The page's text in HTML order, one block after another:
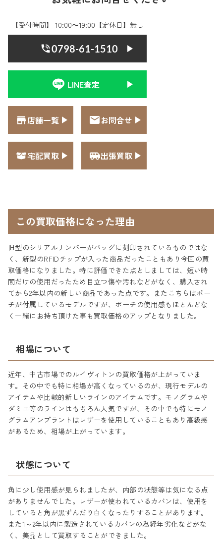
【受付時間】 10:00〜19:00【定休日】無し
0798-61-1510
LINE査定
店舗一覧 お問合せ
宅配買取 出張買取
この買取価格になった理由
旧型のシリアルナンバーがバッグに刻印されているものではな
く、新型のRFIDチップが入った商品だったこともあり今回の買
取価格になりました。特に評価できた点としましては、短い時
間だけの使用だったため目立つ傷や汚れなどがなく、購入され
てから2年以内の新しい商品であった点です。またこちらはポー
チが付属しているモデルですが、ポーチの使用感もほとんどな
く一緒にお持ち頂けた事も買取価格のアップとなりました。
相場について
近年、中古市場でのルイヴィトンの買取価格が上がっていま
す。その中でも特に相場が高くなっているのが、現行モデルの
アイテムや比較的新しいラインのアイテムです。モノグラムや
ダミエ等のラインはもちろん人気ですが、その中でも特にモノ
グラムアンプラントはレザーを使用していることもあり高級感
があるため、相場が上がっています。
状態について
角に少し使用感が見られましたが、内部の状態等は気になる点
がありませんでした。レザーが使われているカバンは、使用を
していると角が黒ずんだり白くなったりすることがあります。
また1～2年以内に製造されているカバンの為経年劣化などがな
く、美品として買取することができました。